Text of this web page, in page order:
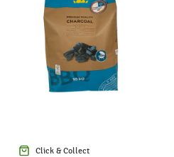
Click & Collect